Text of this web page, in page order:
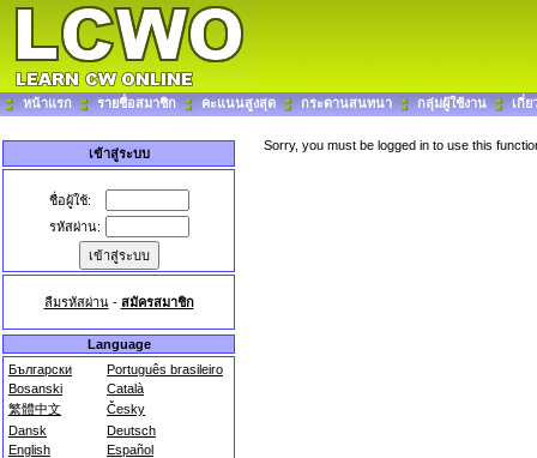
หน้าแรก รายชื่อสมาชิก คะแนนสูงสุด กระดานสนทนา กลุ่มผู้ใช้งาน เกี่ย
เข้าสู่ระบบ
ชื่อผู้ใช้:
รหัสผ่าน:
ลืมรหัสผ่าน- สมัครสมาชิก
Language
Български
Português brasileiro
Bosanski
Català
繁體中文
Česky
Dansk
Deutsch
English
Español
Sorry, you must be logged in to use this